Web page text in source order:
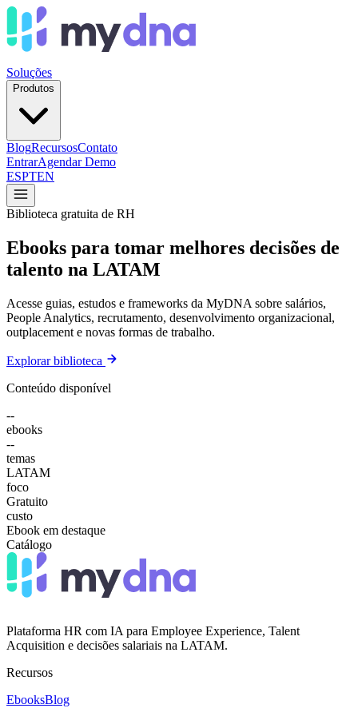
Soluções
Produtos
BlogRecursosContato
EntrarAgendar Demo
ESPTEN
Biblioteca gratuita de RH
Ebooks para tomar melhores decisões de
talento na LATAM
Acesse guias, estudos e frameworks da MyDNA sobre salários,
People Analytics, recrutamento, desenvolvimento organizacional,
outplacement e novas formas de trabalho.
Explorar biblioteca
Conteúdo disponível
--
ebooks
--
temas
LATAM
foco
Gratuito
custo
Ebook em destaque
Catálogo
Plataforma HR com IA para Employee Experience, Talent
Acquisition e decisões salariais na LATAM.
Recursos
EbooksBlog